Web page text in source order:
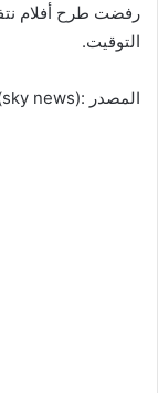
رفضت طرح أفلام
التوقيت.
المصدر :(sky news)